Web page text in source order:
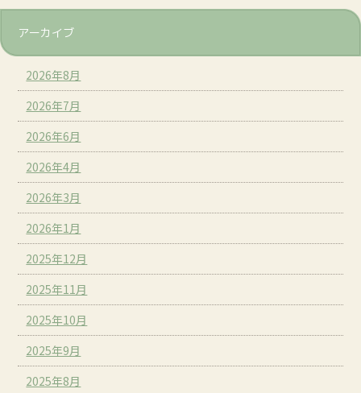
アーカイブ
2026年8月
2026年7月
2026年6月
2026年4月
2026年3月
2026年1月
2025年12月
2025年11月
2025年10月
2025年9月
2025年8月